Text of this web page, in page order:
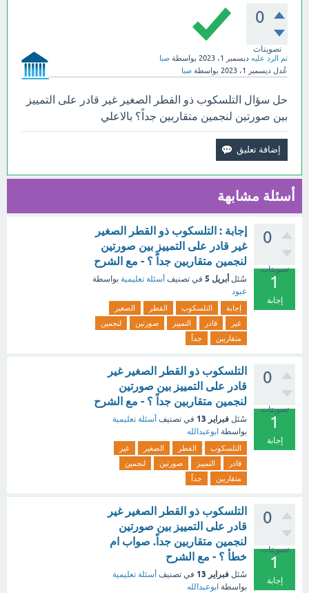
0
تصويتات
تم الرد عليه ديسمبر 1، 2023 بواسطة صبا
عُدل ديسمبر 1، 2023 بواسطة صبا
حل سؤال التلسكوب ذو القطر الصغير غير قادر على التمييز
بين صورتين لنجمين متقاربين جداً؟ بالاعلي
أسئلة مشابهة
0
تصويتات
1
إجابة
إجابة : التلسكوب ذو القطر الصغير
غير قادر على التمييز بين صورتين
لنجمين متقاربين جداً ؟ - مع الشرح
سُئل أبريل 5 في تصنيف أسئلة تعليمية بواسطة
عبود
إجابة التلسكوب القطر
الصغير
غير
قادر التمييز صورتين
لنجمين
متقاربين
جداً
0
تصويتات
1
إجابة
التلسكوب ذو القطر الصغير غير
قادر على التمييز بين صورتين
لنجمين متقاربين جداً ؟ - مع الشرح
سُئل فبراير 13 في تصنيف أسئلة تعليمية
بواسطة ابوعبدالله
التلسكوب القطر الصغير
غير
قادر
التمييز صورتين
لنجمين
متقاربين
جداً
0
تصويتات
1
إجابة
التلسكوب ذو القطر الصغير غير
قادر على التمييز بين صورتين
لنجمين متقاربين جداً. صواب ام
خطأ ؟ - مع الشرح
سُئل فبراير 13 في تصنيف أسئلة تعليمية
بواسطة ابوعبدالله